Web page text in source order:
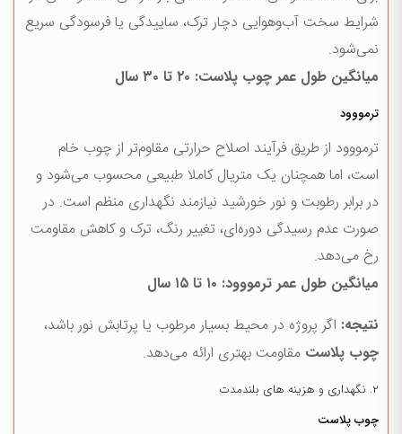
شرایط سخت آب‌وهوایی دچار ترک، ساییدگی یا فرسودگی سریع
نمی‌شود.
میانگین طول عمر چوب پلاست: ۲۰ تا ۳۰ سال
ترمووود
ترمووود از طریق فرآیند اصلاح حرارتی مقاوم‌تر از چوب خام
است، اما همچنان یک متریال کاملا طبیعی محسوب می‌شود و
در برابر رطوبت و نور خورشید نیازمند نگهداری منظم است. در
صورت عدم رسیدگی دوره‌ای، تغییر رنگ، ترک و کاهش مقاومت
رخ می‌دهد.
میانگین طول عمر ترمووود: ۱۰ تا ۱۵ سال
نتیجه: اگر پروژه در محیط بسیار مرطوب یا پرتابش نور باشد،
چوب پلاست مقاومت بهتری ارائه می‌دهد.
۲. نگهداری و هزینه های بلندمدت
چوب پلاست